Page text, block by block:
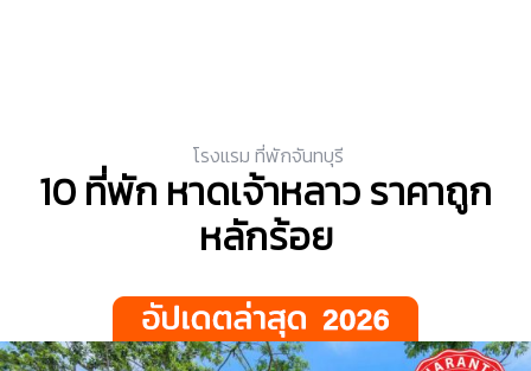
โรงแรม ที่พักจันทบุรี
10 ที่พัก หาดเจ้าหลาว ราคาถูก
หลักร้อย